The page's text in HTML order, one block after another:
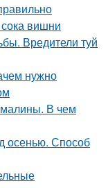
сока вишни
Вредители туй
нужно
малины. В чем
осенью. Способ